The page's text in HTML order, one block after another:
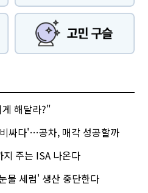
해달라?"
싸다'…공차, 매각 성공할까
주는 ISA 나온다
물 세럼' 생산 중단한다